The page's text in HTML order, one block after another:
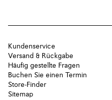
Kundenservice
Versand & Rückgabe
Häufig gestellte Fragen
Buchen Sie einen Termin
Store-Finder
Sitemap